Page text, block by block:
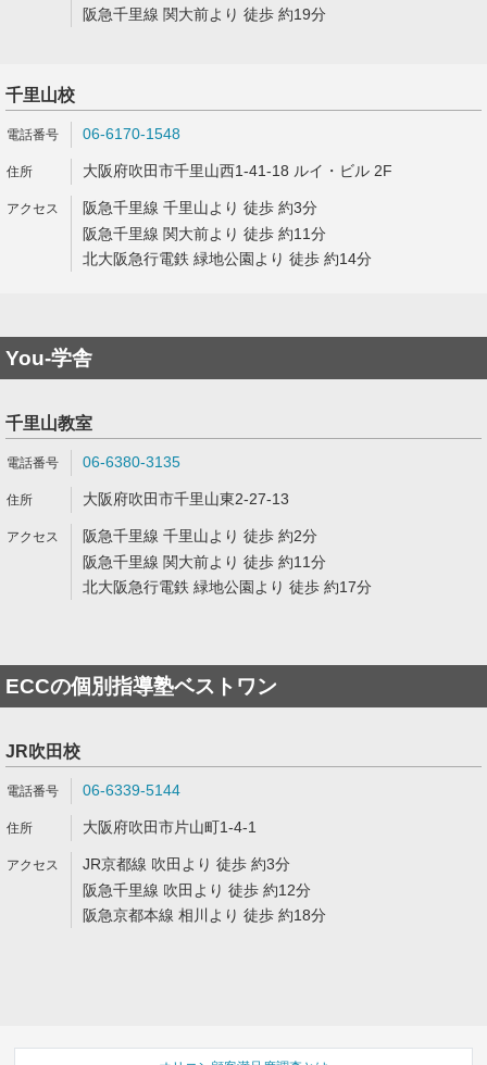
阪急千里線 関大前より 徒歩 約19分
千里山校
06-6170-1548
大阪府吹田市千里山西1-41-18 ルイ・ビル 2F
阪急千里線 千里山より 徒歩 約3分
阪急千里線 関大前より 徒歩 約11分
北大阪急行電鉄 緑地公園より 徒歩 約14分
You-学舎
千里山教室
06-6380-3135
大阪府吹田市千里山東2-27-13
阪急千里線 千里山より 徒歩 約2分
阪急千里線 関大前より 徒歩 約11分
北大阪急行電鉄 緑地公園より 徒歩 約17分
ECCの個別指導塾ベストワン
JR吹田校
06-6339-5144
大阪府吹田市片山町1-4-1
JR京都線 吹田より 徒歩 約3分
阪急千里線 吹田より 徒歩 約12分
阪急京都本線 相川より 徒歩 約18分